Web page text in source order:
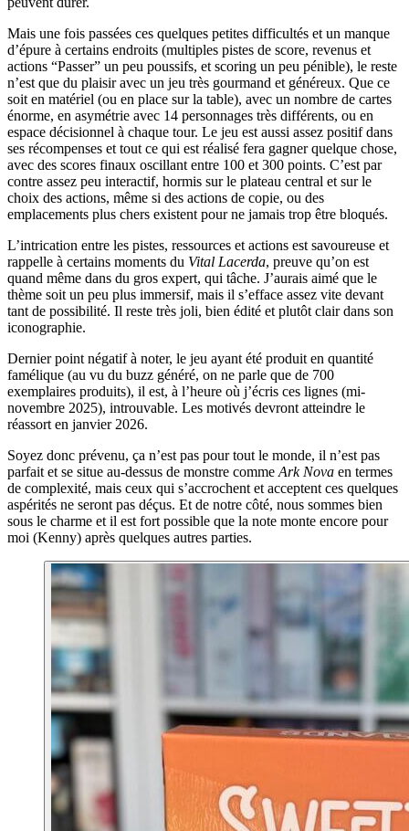
Mais une fois passées ces quelques petites difficultés et un manque
d’épure à certains endroits (multiples pistes de score, revenus et
actions “Passer” un peu poussifs, et scoring un peu pénible), le reste
n’est que du plaisir avec un jeu très gourmand et généreux. Que ce
soit en matériel (ou en place sur la table), avec un nombre de cartes
énorme, en asymétrie avec 14 personnages très différents, ou en
espace décisionnel à chaque tour. Le jeu est aussi assez positif dans
ses récompenses et tout ce qui est réalisé fera gagner quelque chose,
avec des scores finaux oscillant entre 100 et 300 points. C’est par
contre assez peu interactif, hormis sur le plateau central et sur le
choix des actions, même si des actions de copie, ou des
emplacements plus chers existent pour ne jamais trop être bloqués.
L’intrication entre les pistes, ressources et actions est savoureuse et
rappelle à certains moments du Vital Lacerda, preuve qu’on est
quand même dans du gros expert, qui tâche. J’aurais aimé que le
thème soit un peu plus immersif, mais il s’efface assez vite devant
tant de possibilité. Il reste très joli, bien édité et plutôt clair dans son
iconographie.
Dernier point négatif à noter, le jeu ayant été produit en quantité
famélique (au vu du buzz généré, on ne parle que de 700
exemplaires produits), il est, à l’heure où j’écris ces lignes (mi-
novembre 2025), introuvable. Les motivés devront atteindre le
réassort en janvier 2026.
Soyez donc prévenu, ça n’est pas pour tout le monde, il n’est pas
parfait et se situe au-dessus de monstre comme Ark Nova en termes
de complexité, mais ceux qui s’accrochent et acceptent ces quelques
aspérités ne seront pas déçus. Et de notre côté, nous sommes bien
sous le charme et il est fort possible que la note monte encore pour
moi (Kenny) après quelques autres parties.